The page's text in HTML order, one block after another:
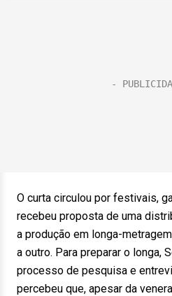
O curta circulou por festivais,
recebeu proposta de uma
a produção em longa-
a outro. Para preparar o longa,
processo de pesquisa e
percebeu que, apesar da